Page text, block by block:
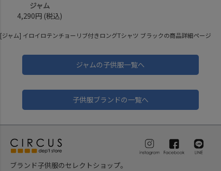
ジャム
4,290円 (税込)
[ジャム] イロイロテンチョーリブ付きロングTシャツ ブラックの商品詳細ページ
ジャムの子供服一覧へ
子供服ブランドの一覧へ
ブランド子供服のセレクトショップ。